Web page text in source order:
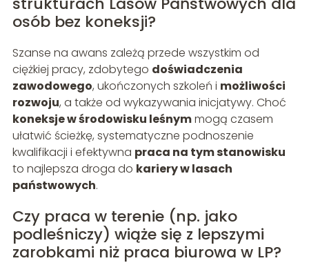
osób bez koneksji?
Szanse na awans zależą przede wszystkim od
ciężkiej pracy, zdobytego doświadczenia
zawodowego, ukończonych szkoleń i możliwości
rozwoju, a także od wykazywania inicjatywy. Choć
koneksje w środowisku leśnymmogą czasem
ułatwić ścieżkę, systematyczne podnoszenie
kwalifikacji i efektywna praca na tym stanowisku
to najlepsza droga do kariery w lasach
państwowych.
Czy praca w terenie (np. jako
podleśniczy) wiąże się z lepszymi
zarobkami niż praca biurowa w LP?